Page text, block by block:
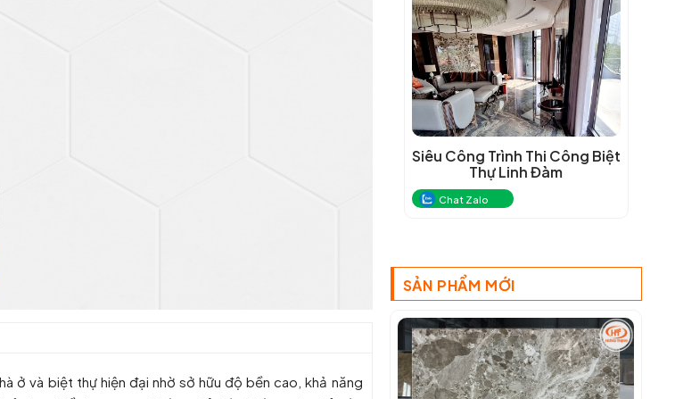
Siêu Công Trình Thi Công Biệt
Thự Linh Đàm
Chat Zalo
SẢN PHẨM MỚI
ở và biệt thự hiện đại nhờ sở hữu độ bền cao, khả năng